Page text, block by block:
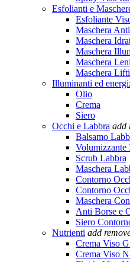
Esfolianti e
Esfoliante
Maschera
Maschera
Maschera
Maschera
Maschera
Illuminanti ed
Olio
Crema
Siero
Occhi e Labbra add
Balsamo
Volumizzante
Scrub Labbra
Maschera
Contorno
Contorno
Maschera
Anti Borse e
Siero
Nutrienti add
Crema Viso
Crema Viso